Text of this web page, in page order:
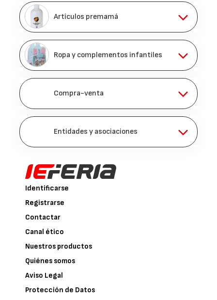
Artículos premamá
Ropa y complementos infantiles
Compra-venta
Entidades y asociaciones
Identificarse
Registrarse
Contactar
Canal ético
Nuestros productos
Quiénes somos
Aviso Legal
Protección de Datos